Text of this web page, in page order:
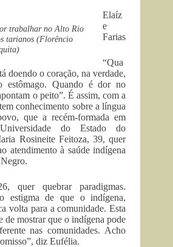
trabalhar no Alto Rio
tarianos (Florêncio
Elaíz
e
Farias
“Qua
doendo o coração, na verdade,
estômago. Quando é dor no
o peito”. É assim, com a
conhecimento sobre a língua
que a recém-formada em
do Estado do
Rosineite Feitoza, 39, quer
atendimento à saúde indígena
quer quebrar paradigmas.
estigma de que o indígena,
volta para a comunidade. Esta
de mostrar que o indígena pode
nas comunidades. Acho
diz Eufélia.